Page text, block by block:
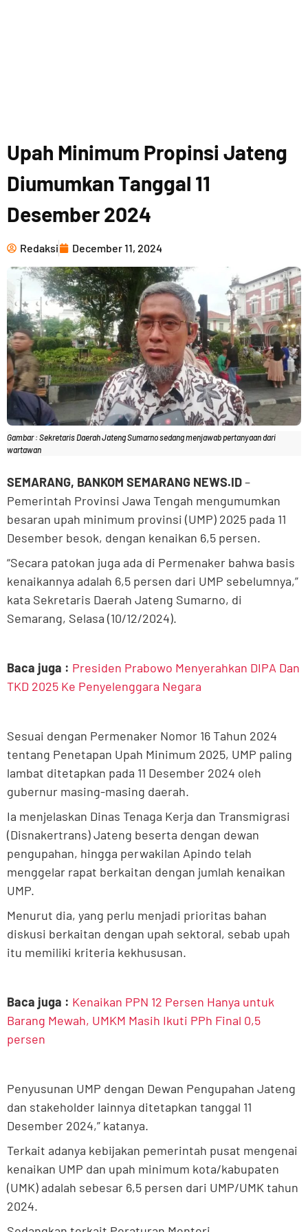
Upah Minimum Propinsi Jateng
Diumumkan Tanggal 11
Desember 2024
Redaksi December 11, 2024
Gambar : Sekretaris Daerah Jateng Sumarno sedang menjawab pertanyaan dari
wartawan
SEMARANG, BANKOM SEMARANG NEWS.ID–
Pemerintah Provinsi Jawa Tengah mengumumkan
besaran upah minimum provinsi (UMP) 2025 pada 11
Desember besok, dengan kenaikan 6,5 persen.
“Secara patokan juga ada di Permenaker bahwa basis
kenaikannya adalah 6,5 persen dari UMP sebelumnya,”
kata Sekretaris Daerah Jateng Sumarno, di
Semarang, Selasa (10/12/2024).
Baca juga : Presiden Prabowo Menyerahkan DIPA Dan
TKD 2025 Ke Penyelenggara Negara
Sesuai dengan Permenaker Nomor 16 Tahun 2024
tentang Penetapan Upah Minimum 2025, UMP paling
lambat ditetapkan pada 11 Desember 2024 oleh
gubernur masing-masing daerah.
Ia menjelaskan Dinas Tenaga Kerja dan Transmigrasi
(Disnakertrans) Jateng beserta dengan dewan
pengupahan, hingga perwakilan Apindo telah
menggelar rapat berkaitan dengan jumlah kenaikan
UMP.
Menurut dia, yang perlu menjadi prioritas bahan
diskusi berkaitan dengan upah sektoral, sebab upah
itu memiliki kriteria kekhususan.
Baca juga : Kenaikan PPN 12 Persen Hanya untuk
Barang Mewah, UMKM Masih Ikuti PPh Final 0,5
persen
Penyusunan UMP dengan Dewan Pengupahan Jateng
dan stakeholder lainnya ditetapkan tanggal 11
Desember 2024,” katanya.
Terkait adanya kebijakan pemerintah pusat mengenai
kenaikan UMP dan upah minimum kota/kabupaten
(UMK) adalah sebesar 6,5 persen dari UMP/UMK tahun
2024.